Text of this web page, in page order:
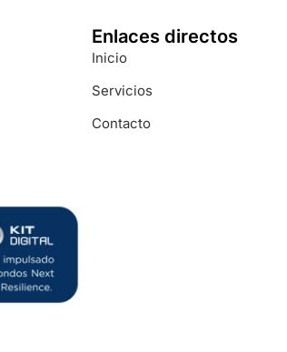
Enlaces directos
Inicio
Servicios
Contacto